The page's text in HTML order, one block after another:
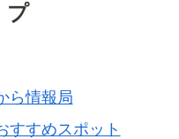
ら情報局
すすめスポット